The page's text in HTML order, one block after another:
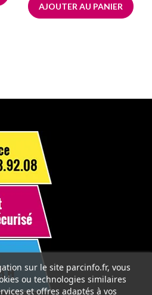
AJOUTER AU PANIER
sur le site parcinfo.fr, vous
ou technologies similaires
et offres adaptés à vos